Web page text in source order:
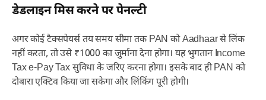
डेडलाइन मिस करने पर पेनल्टी
अगर कोई टैक्सपेयर्स तय समय सीमा तक PAN को Aadhaar से लिंक
नहीं करता, तो उसे ₹1000 का जुर्माना देना होगा। यह भुगतान Income
Tax e-Pay Tax सुविधा के जरिए करना होगा। इसके बाद ही PAN को
दोबारा एक्टिव किया जा सकेगा और लिंकिंग पूरी होगी।